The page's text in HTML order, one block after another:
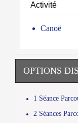
Activité
Canoë
OPTIONS
1 Séance
2 Séances